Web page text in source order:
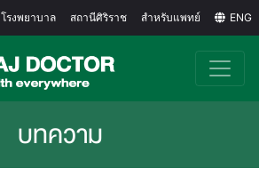
โรงพยาบาล สถานีศิริราช สำหรับแพทย์ ENG
บทความ